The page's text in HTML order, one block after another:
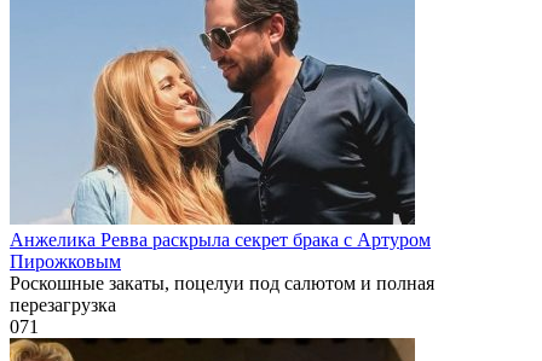
Анжелика Ревва раскрыла секрет брака с Артуром
Пирожковым
Роскошные закаты, поцелуи под салютом и полная
перезагрузка
071